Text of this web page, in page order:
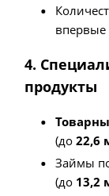
впервые
4.
продукты
(до 22,6
Займы
(до 13,2